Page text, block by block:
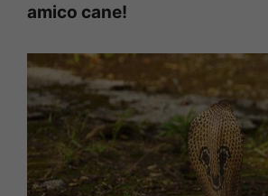
amico cane!